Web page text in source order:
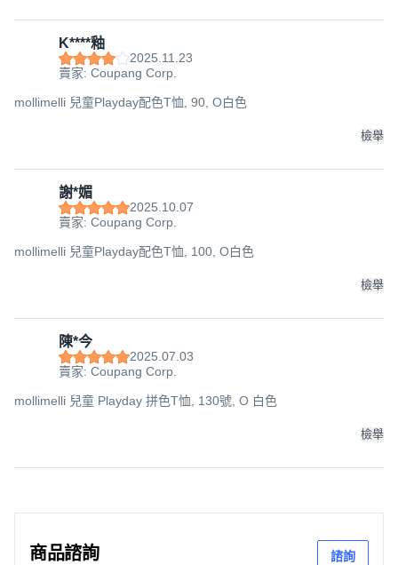
K****釉
2025.11.23
賣家: Coupang Corp.
mollimelli 兒童Playday配色T恤, 90, O白色
檢舉
謝*媚
2025.10.07
賣家: Coupang Corp.
mollimelli 兒童Playday配色T恤, 100, O白色
檢舉
陳*今
2025.07.03
賣家: Coupang Corp.
mollimelli 兒童 Playday 拼色T恤, 130號, O 白色
檢舉
商品諮詢 諮詢